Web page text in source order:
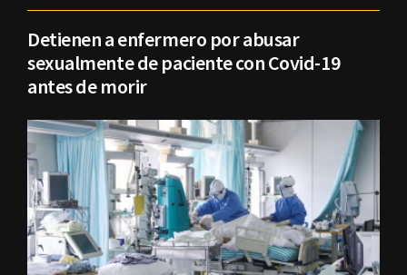
Detienen a enfermero por abusar
sexualmente de paciente con Covid-19
antes de morir